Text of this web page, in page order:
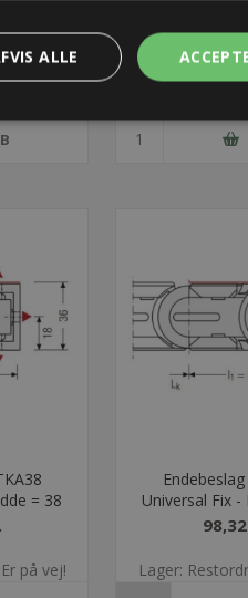
= 38
på vej!
Universal Fix -
Lager:
ALLE